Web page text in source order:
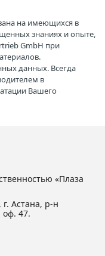
на имеющихся в
знаниях и опыте,
GmbH при
данных. Всегда
в
Вашего
«Плаза
г. Астана, р-н
оф. 47.